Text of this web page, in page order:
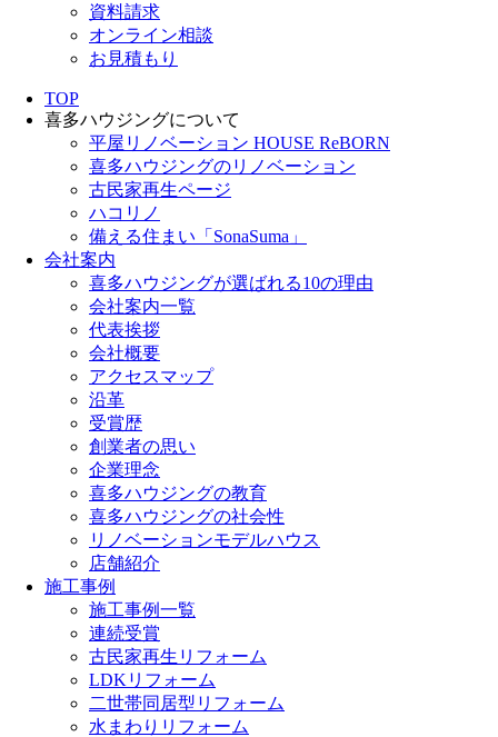
資料請求
オンライン相談
お見積もり
TOP
喜多ハウジングについて
平屋リノベーション HOUSE ReBORN
喜多ハウジングのリノベーション
古民家再生ページ
ハコリノ
備える住まい「SonaSuma」
会社案内
喜多ハウジングが選ばれる10の理由
会社案内一覧
代表挨拶
会社概要
アクセスマップ
沿革
受賞歴
創業者の思い
企業理念
喜多ハウジングの教育
喜多ハウジングの社会性
リノベーションモデルハウス
店舗紹介
施工事例
施工事例一覧
連続受賞
古民家再生リフォーム
LDKリフォーム
二世帯同居型リフォーム
水まわりリフォーム